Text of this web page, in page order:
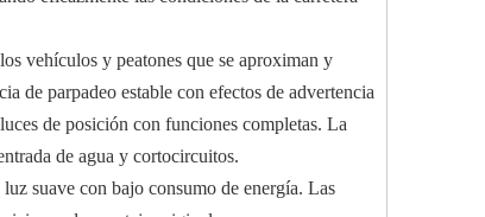
vehículos y peatones que se aproximan y
de parpadeo estable con efectos de advertencia
de posición con funciones completas. La
de agua y cortocircuitos.
suave con bajo consumo de energía. Las